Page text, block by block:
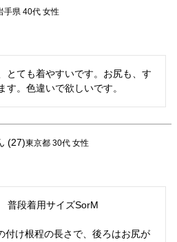
手県 40代 女性
とても着やすいです。お尻も、す
す。色違いで欲しいです。
27 東京都 30代 女性
段着用サイズSorM
付け根程の長さで、後ろはお尻が